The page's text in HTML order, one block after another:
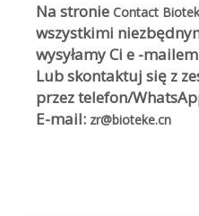
Na stronie Contact
wszystkimi
wysyłamy Ci e -
Lub skontaktuj się z
przez telefon/
E-mail: zr@bioteke.cn